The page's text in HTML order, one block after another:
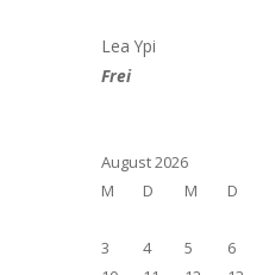
Lea Ypi
Frei
August 2026
M
D M D
3
4 5 6